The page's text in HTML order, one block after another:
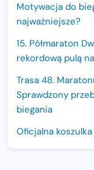
Motywacja do
najważniejsze?
15. Półmaraton
rekordową pulą
Trasa 48.
Sprawdzony
biegania
Oficjalna